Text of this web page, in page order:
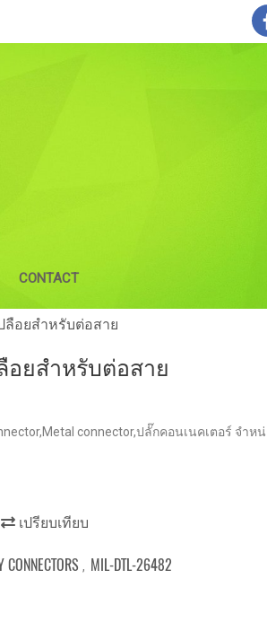
CONTACT
ลือยสำหรับต่อสาย
อยสำหรับต่อสาย
connector,ปลั๊กคอนเนคเตอร์ จำห
เปรียบเทียบ
, MIL-DTL-26482